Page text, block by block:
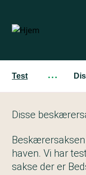
hovedindhold
Test ···
Disse
haven. Vi har
sakse der er